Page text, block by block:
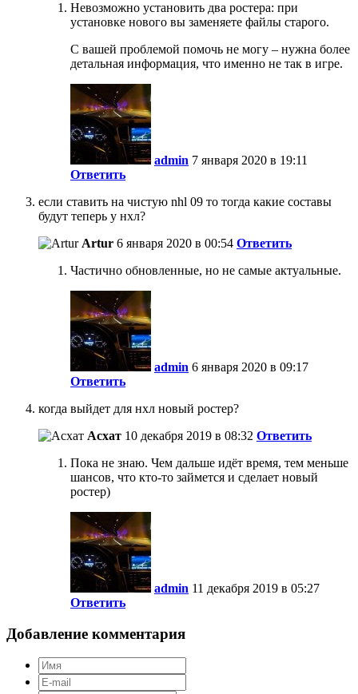
Невозможно установить два ростера: при
установке нового вы заменяете файлы старого.
С вашей проблемой помочь не могу – нужна более
детальная информация, что именно не так в игре.
admin 7 января 2020 в 19:11
Ответить
если ставить на чистую nhl 09 то тогда какие составы
будут теперь у нхл?
Artur 6 января 2020 в 00:54 Ответить
Частично обновленные, но не самые актуальные.
admin 6 января 2020 в 09:17
Ответить
когда выйдет для нхл новый ростер?
Асхат 10 декабря 2019 в 08:32 Ответить
Пока не знаю. Чем дальше идёт время, тем меньше
шансов, что кто-то займется и сделает новый
ростер)
admin 11 декабря 2019 в 05:27
Ответить
Добавление комментария